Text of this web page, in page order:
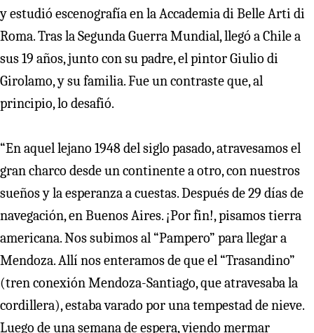
y estudió escenografía en la Accademia di Belle Arti di
Roma. Tras la Segunda Guerra Mundial, llegó a Chile a
sus 19 años, junto con su padre, el pintor Giulio di
Girolamo, y su familia. Fue un contraste que, al
principio, lo desafió.
“En aquel lejano 1948 del siglo pasado, atravesamos el
gran charco desde un continente a otro, con nuestros
sueños y la esperanza a cuestas. Después de 29 días de
navegación, en Buenos Aires. ¡Por fin!, pisamos tierra
americana. Nos subimos al “Pampero” para llegar a
Mendoza. Allí nos enteramos de que el “Trasandino”
(tren conexión Mendoza-Santiago, que atravesaba la
cordillera), estaba varado por una tempestad de nieve.
Luego de una semana de espera, viendo mermar